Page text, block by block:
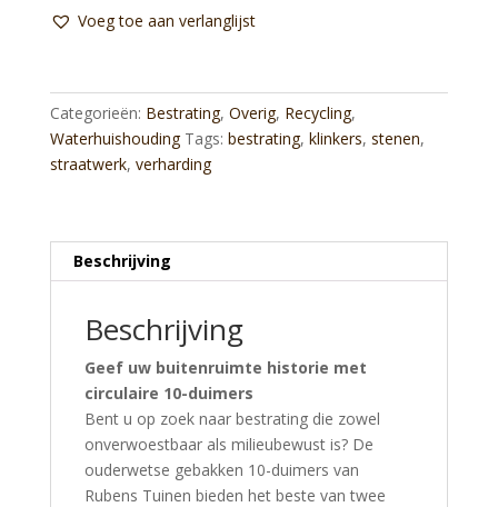
Rood
aantal
Voeg toe aan verlanglijst
Categorieën: Bestrating, Overig, Recycling,
Waterhuishouding Tags: bestrating, klinkers, stenen,
straatwerk, verharding
Beschrijving
Beschrijving
Geef uw buitenruimte historie met
circulaire 10-duimers
Bent u op zoek naar bestrating die zowel
onverwoestbaar als milieubewust is? De
ouderwetse gebakken 10-duimers van
Rubens Tuinen bieden het beste van twee